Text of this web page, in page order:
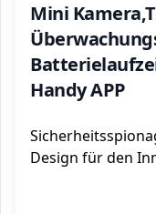
Mini
Handy APP
Design für den